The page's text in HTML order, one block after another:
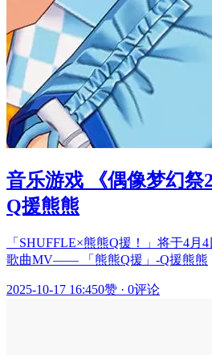
音乐游戏 《偶像梦幻祭
Q援熊熊
「SHUFFLE×熊熊Q援！」将于4月
歌曲MV—— 「熊熊Q援」-Q援熊熊
2025-10-17 16:450赞 · 0评论